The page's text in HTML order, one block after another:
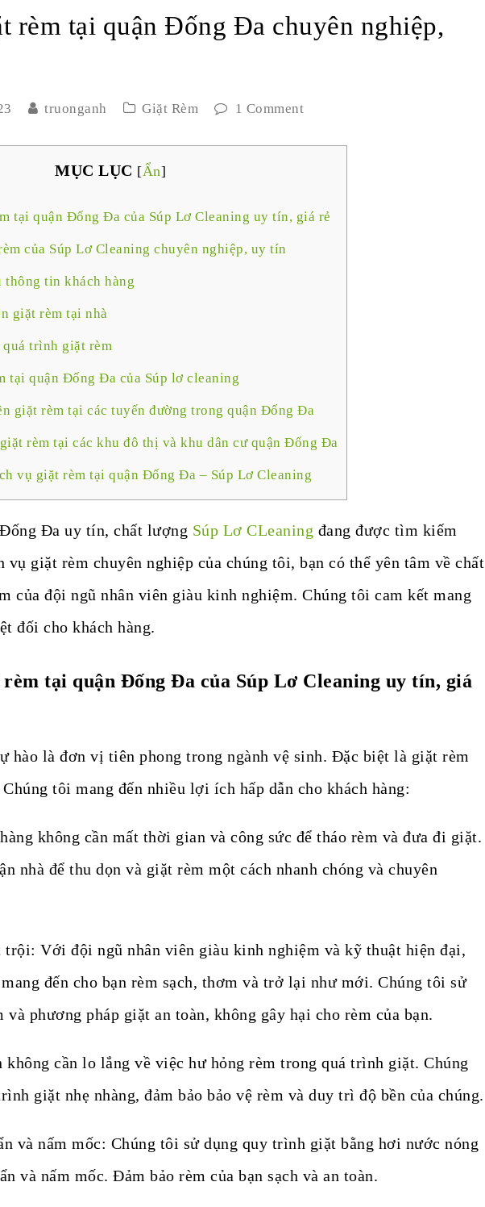
rèm tại quận Đống Đa chuyên nghiệp,
truonganh Giặt Rèm 1 Comment
MỤC LỤC [Ẩn]
tại quận Đống Đa của Súp Lơ Cleaning uy tín, giá rẻ
của Súp Lơ Cleaning chuyên nghiệp, uy tín
thông tin khách hàng
giặt rèm tại nhà
trình giặt rèm
tại quận Đống Đa của Súp lơ cleaning
giặt rèm tại các tuyến đường trong quận Đống Đa
rèm tại các khu đô thị và khu dân cư quận Đống Đa
vụ giặt rèm tại quận Đống Đa – Súp Lơ Cleaning
Đa uy tín, chất lượng Súp Lơ CLeaning đang được tìm kiếm
vụ giặt rèm chuyên nghiệp của chúng tôi, bạn có thể yên tâm về chất
của đội ngũ nhân viên giàu kinh nghiệm. Chúng tôi cam kết mang
đối cho khách hàng.
tại quận Đống Đa của Súp Lơ Cleaning uy tín, giá
hào là đơn vị tiên phong trong ngành vệ sinh. Đặc biệt là giặt rèm
tôi mang đến nhiều lợi ích hấp dẫn cho khách hàng:
không cần mất thời gian và công sức để tháo rèm và đưa đi giặt.
nhà để thu dọn và giặt rèm một cách nhanh chóng và chuyên
Với đội ngũ nhân viên giàu kinh nghiệm và kỹ thuật hiện đại,
đến cho bạn rèm sạch, thơm và trở lại như mới. Chúng tôi sử
và phương pháp giặt an toàn, không gây hại cho rèm của bạn.
không cần lo lắng về việc hư hỏng rèm trong quá trình giặt. Chúng
giặt nhẹ nhàng, đảm bảo bảo vệ rèm và duy trì độ bền của chúng.
và nấm mốc: Chúng tôi sử dụng quy trình giặt bằng hơi nước nóng
và nấm mốc. Đảm bảo rèm của bạn sạch và an toàn.